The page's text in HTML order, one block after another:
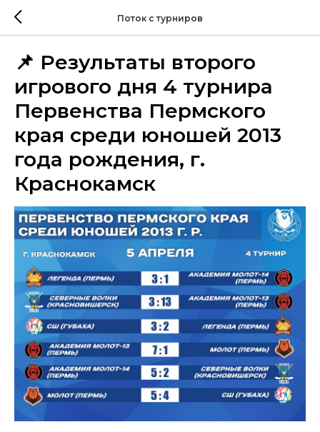
Поток с турниров
📌 Результаты второго
игрового дня 4 турнира
Первенства Пермского
края среди юношей 2013
года рождения, г.
Краснокамск